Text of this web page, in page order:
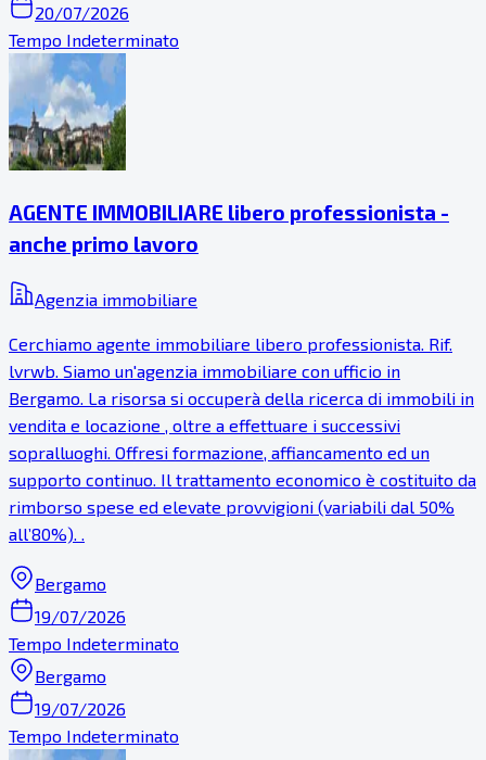
20/07/2026
Tempo Indeterminato
AGENTE IMMOBILIARE libero professionista -
anche primo lavoro
Agenzia immobiliare
Cerchiamo agente immobiliare libero professionista. Rif.
lvrwb. Siamo un'agenzia immobiliare con ufficio in
Bergamo. La risorsa si occuperà della ricerca di immobili in
vendita e locazione , oltre a effettuare i successivi
sopralluoghi. Offresi formazione, affiancamento ed un
supporto continuo. Il trattamento economico è costituito da
rimborso spese ed elevate provvigioni (variabili dal 50%
all’80%). .
Bergamo
19/07/2026
Tempo Indeterminato
Bergamo
19/07/2026
Tempo Indeterminato